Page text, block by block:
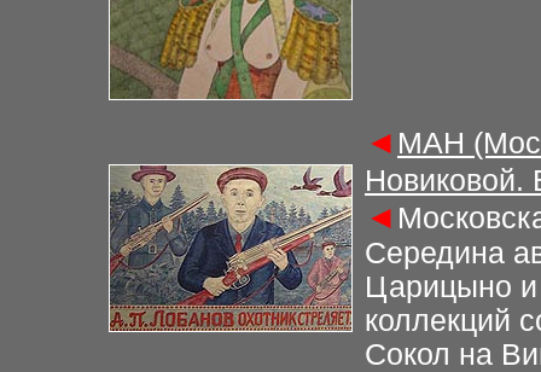
◄ МАН
Новиковой.
◄
Середина
Царицыно и
коллекций
Сокол на